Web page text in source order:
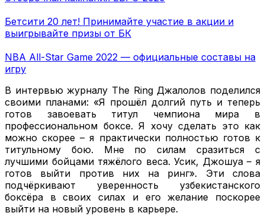
Бетсити 20 лет! Принимайте участие в акции и
выигрывайте призы от БК
NBA All-Star Game 2022 — официальные составы на
игру
В интервью журналу The Ring Джалолов поделился
своими планами: «Я прошёл долгий путь и теперь
готов завоевать титул чемпиона мира в
профессиональном боксе. Я хочу сделать это как
можно скорее – я практически полностью готов к
титульному бою. Мне по силам сразиться с
лучшими бойцами тяжёлого веса. Усик, Джошуа – я
готов выйти против них на ринг». Эти слова
подчёркивают уверенность узбекистанского
боксёра в своих силах и его желание поскорее
выйти на новый уровень в карьере.